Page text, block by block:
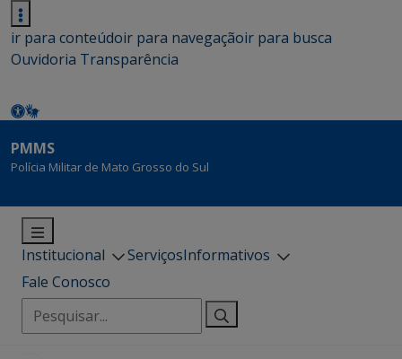
ir para conteúdoir para navegaçãoir para busca
Ouvidoria Transparência
PMMS
Polícia Militar de Mato Grosso do Sul
Institucional ServiçosInformativos
Fale Conosco
Pesquisar
por: